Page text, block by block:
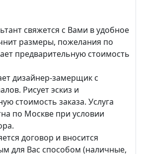
свяжется с Вами в удобное
размеры, пожелания по
предварительную стоимость
дизайнер-замерщик с
Рисует эскиз и
стоимость заказа. Услуга
по Москве при условии
договор и вносится
для Вас способом (наличные,